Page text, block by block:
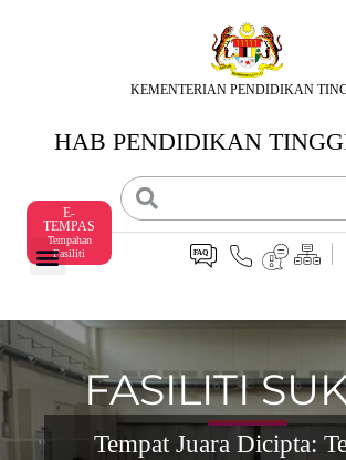
KEMENTERIAN PENDIDIKAN
HAB PENDIDIKAN
E-
TEMPAS
Tempahan
Fasiliti
FASILITI
Tempat Juara Dicipta: